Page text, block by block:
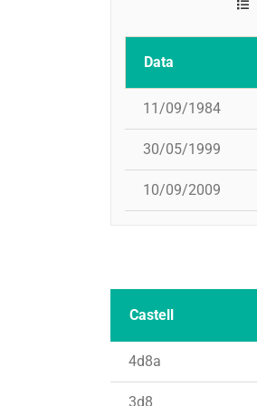
Data
11/09/1984
30/05/1999
10/09/2009
Castell
4d8a
3d8